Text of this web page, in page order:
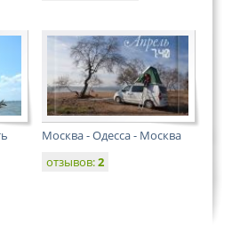
Москва - Одесса - Москва
отзывов:2